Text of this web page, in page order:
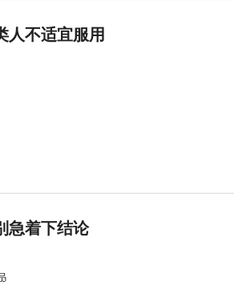
人不适宜服用
急着下结论